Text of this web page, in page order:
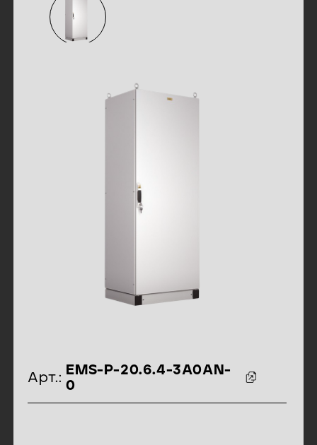
идентификаторы товара
Арт.:
EMS-P-20.6.4-3A0AN-
0